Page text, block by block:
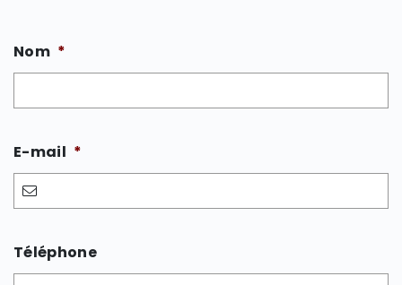
TOUS LES THÈMES
Nom *
E-mail *
Téléphone